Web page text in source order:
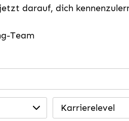
darauf, dich
Team
Karrierelevel